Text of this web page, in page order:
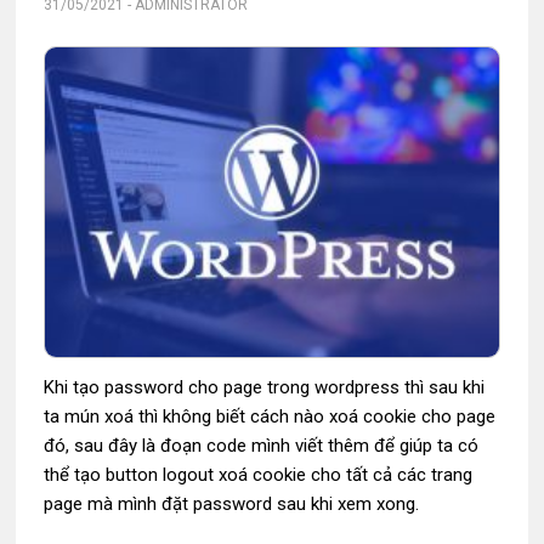
31/05/2021 - ADMINISTRATOR
Khi tạo password cho page trong wordpress thì sau khi
ta mún xoá thì không biết cách nào xoá cookie cho page
đó, sau đây là đoạn code mình viết thêm để giúp ta có
thể tạo button logout xoá cookie cho tất cả các trang
page mà mình đặt password sau khi xem xong.